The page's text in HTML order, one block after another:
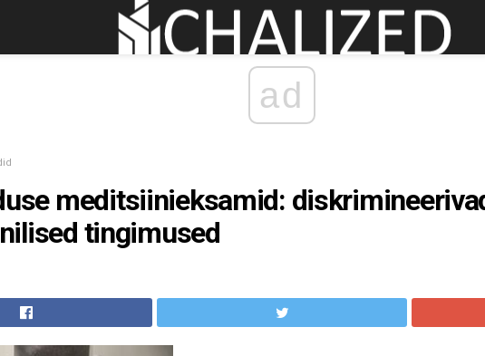
ad
meditsiinieksamid:
tingimused